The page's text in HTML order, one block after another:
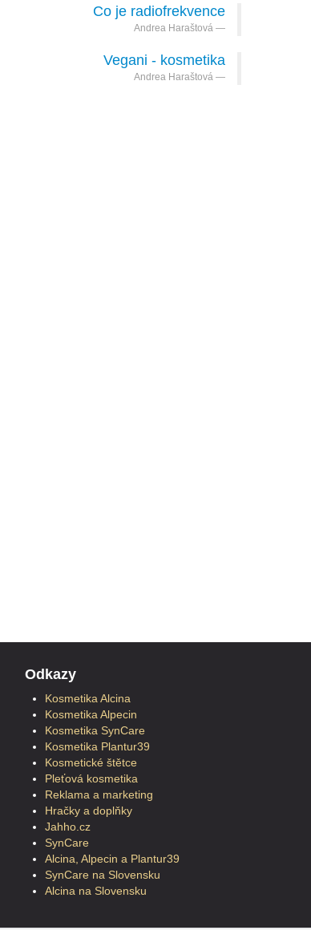
Co je radiofrekvence
Andrea Haraštová
Vegani - kosmetika
Andrea Haraštová
Odkazy
Kosmetika Alcina
Kosmetika Alpecin
Kosmetika SynCare
Kosmetika Plantur39
Kosmetické štětce
Pleťová kosmetika
Reklama a marketing
Hračky a doplňky
Jahho.cz
SynCare
Alcina, Alpecin a Plantur39
SynCare na Slovensku
Alcina na Slovensku